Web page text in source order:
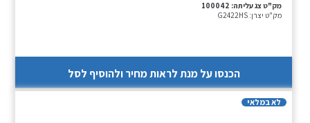
מק"ט צג עליתה: 100042
מק"ט יצרן: G2422HS
הכנסו על מנת לראות מחיר ולהוסיף לסל
לא במלאי